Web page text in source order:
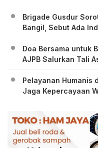
Brigade Gusdur
Bangil, Sebut Ada
Doa Bersama untuk
AJPB Salurkan Tali
Pelayanan Humanis
Jaga Kepercayaan